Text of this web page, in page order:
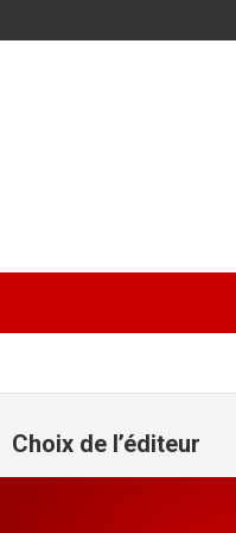
Choix de l’éditeur